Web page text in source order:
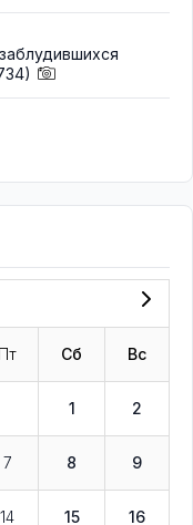
Пт Сб Вс
1 2
7 8 9
14 15 16